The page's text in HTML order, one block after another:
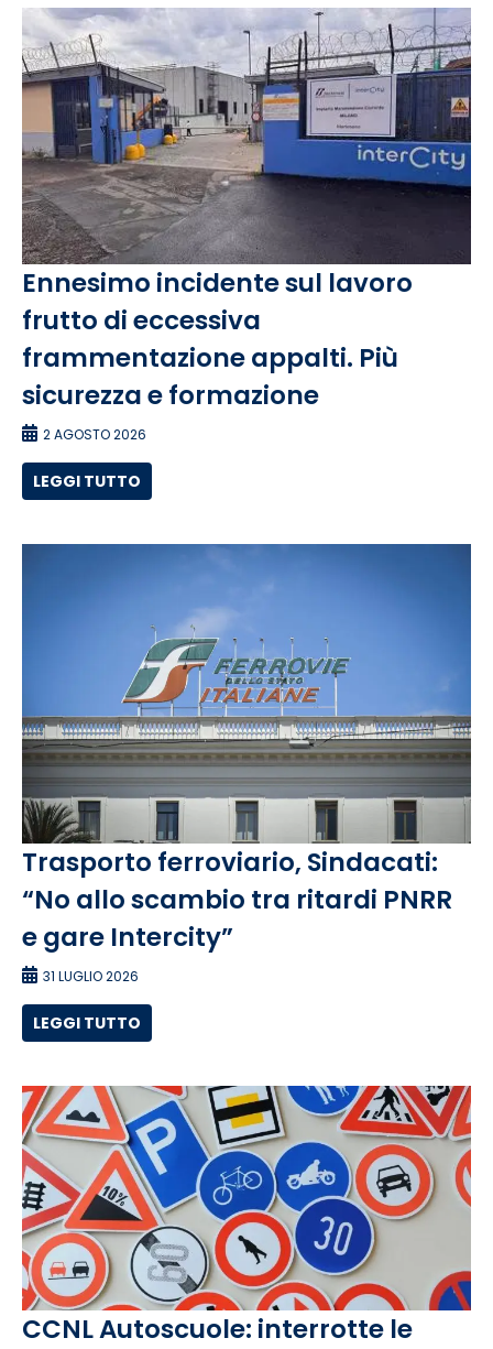
Ennesimo incidente sul lavoro
frutto di eccessiva
frammentazione appalti. Più
sicurezza e formazione
2 AGOSTO 2026
LEGGI TUTTO
Trasporto ferroviario, Sindacati:
“No allo scambio tra ritardi PNRR
e gare Intercity”
31 LUGLIO 2026
LEGGI TUTTO
CCNL Autoscuole: interrotte le